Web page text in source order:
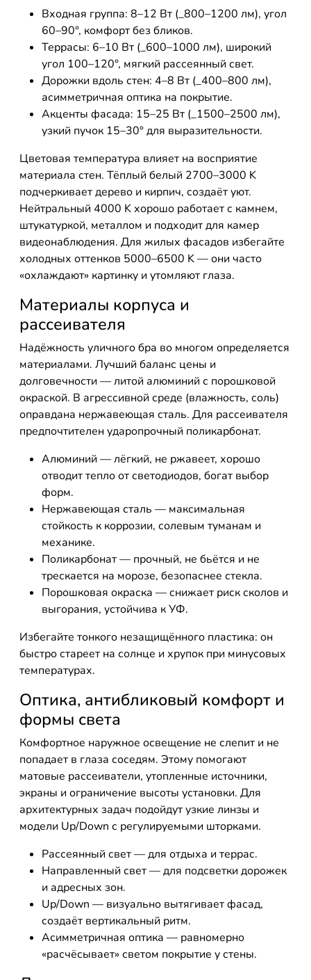
Входная группа: 8–12 Вт (_800–1200 лм), угол
60–90°, комфорт без бликов.
Террасы: 6–10 Вт (_600–1000 лм), широкий
угол 100–120°, мягкий рассеянный свет.
Дорожки вдоль стен: 4–8 Вт (_400–800 лм),
асимметричная оптика на покрытие.
Акценты фасада: 15–25 Вт (_1500–2500 лм),
узкий пучок 15–30° для выразительности.
Цветовая температура влияет на восприятие
материала стен. Тёплый белый 2700–3000 K
подчеркивает дерево и кирпич, создаёт уют.
Нейтральный 4000 K хорошо работает с камнем,
штукатуркой, металлом и подходит для камер
видеонаблюдения. Для жилых фасадов избегайте
холодных оттенков 5000–6500 K — они часто
«охлаждают» картинку и утомляют глаза.
Материалы корпуса и
рассеивателя
Надёжность уличного бра во многом определяется
материалами. Лучший баланс цены и
долговечности — литой алюминий с порошковой
окраской. В агрессивной среде (влажность, соль)
оправдана нержавеющая сталь. Для рассеивателя
предпочтителен ударопрочный поликарбонат.
Алюминий — лёгкий, не ржавеет, хорошо
отводит тепло от светодиодов, богат выбор
форм.
Нержавеющая сталь — максимальная
стойкость к коррозии, солевым туманам и
механике.
Поликарбонат — прочный, не бьётся и не
трескается на морозе, безопаснее стекла.
Порошковая окраска — снижает риск сколов и
выгорания, устойчива к УФ.
Избегайте тонкого незащищённого пластика: он
быстро стареет на солнце и хрупок при минусовых
температурах.
Оптика, антибликовый комфорт и
формы света
Комфортное наружное освещение не слепит и не
попадает в глаза соседям. Этому помогают
матовые рассеиватели, утопленные источники,
экраны и ограничение высоты установки. Для
архитектурных задач подойдут узкие линзы и
модели Up/Down с регулируемыми шторками.
Рассеянный свет — для отдыха и террас.
Направленный свет — для подсветки дорожек
и адресных зон.
Up/Down — визуально вытягивает фасад,
создаёт вертикальный ритм.
Асимметричная оптика — равномерно
«расчёсывает» светом покрытие у стены.